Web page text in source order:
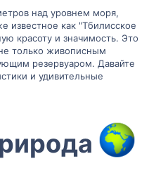
над уровнем моря,
известное как "Тбилисское
красоту и значимость. Это
только живописным
резервуаром. Давайте
и удивительные